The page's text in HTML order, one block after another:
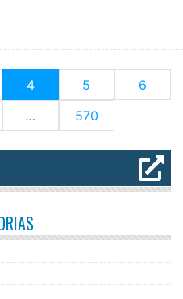
4(current)5
6
… 570